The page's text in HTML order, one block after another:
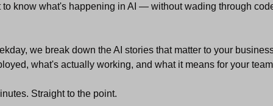
to know what's happening in AI — without wading through
we break down the AI stories that matter to your
what's actually working, and what it means for your
Straight to the point.